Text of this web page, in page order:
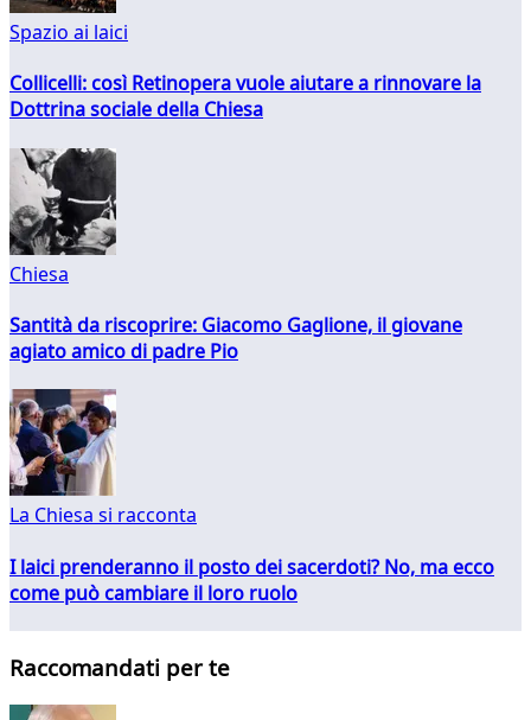
Spazio ai laici
Collicelli: così Retinopera vuole aiutare a rinnovare la
Dottrina sociale della Chiesa
Chiesa
Santità da riscoprire: Giacomo Gaglione, il giovane
agiato amico di padre Pio
La Chiesa si racconta
I laici prenderanno il posto dei sacerdoti? No, ma ecco
come può cambiare il loro ruolo
Raccomandati per te